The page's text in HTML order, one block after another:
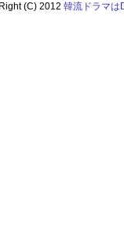
(C) 2012韓流ドラマは